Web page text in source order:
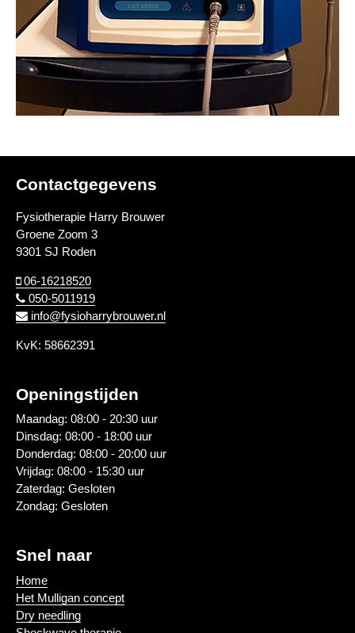
Contactgegevens
Fysiotherapie Harry Brouwer
Groene Zoom 3
9301 SJ Roden
06-16218520
050-5011919
info@fysioharrybrouwer.nl
KvK: 58662391
Openingstijden
Maandag: 08:00 - 20:30 uur
Dinsdag: 08:00 - 18:00 uur
Donderdag: 08:00 - 20:00 uur
Vrijdag: 08:00 - 15:30 uur
Zaterdag: Gesloten
Zondag: Gesloten
Snel naar
Home
Het Mulligan concept
Dry needling